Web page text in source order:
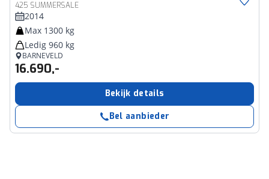
425 SUMMERSALE
2014
Max 1300 kg
Ledig 960 kg
BARNEVELD
16.690,-
Bekijk details
Bel aanbieder